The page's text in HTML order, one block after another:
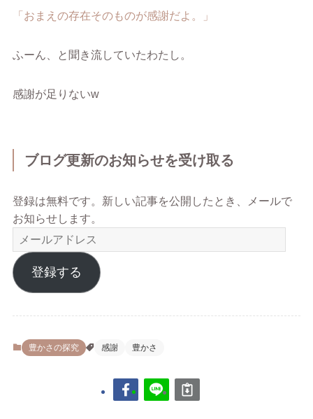
「おまえの存在そのものが感謝だよ。」
ふーん、と聞き流していたわたし。
感謝が足りないw
ブログ更新のお知らせを受け取る
登録は無料です。新しい記事を公開したとき、メールで
お知らせします。
メ
ー
ル
ア
ス
登録する
豊かさの探究 感謝 豊かさ